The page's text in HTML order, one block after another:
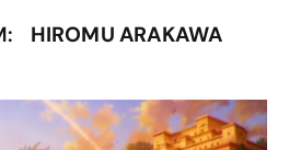
HIROMU ARAKAWA